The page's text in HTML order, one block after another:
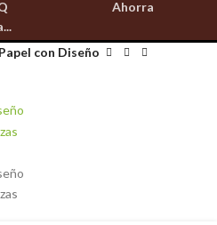
Ahorra
con Diseño